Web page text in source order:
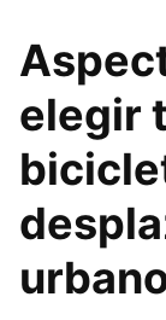
elegir